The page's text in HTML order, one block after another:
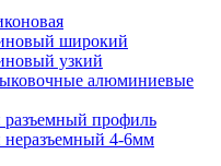
широкий
узкий
алюминиевые
профиль
4-6мм